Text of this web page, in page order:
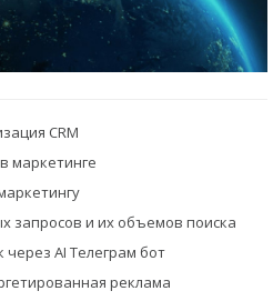
CRM
маркетинге
запросов и их объемов поиска
AI Телеграм бот
реклама